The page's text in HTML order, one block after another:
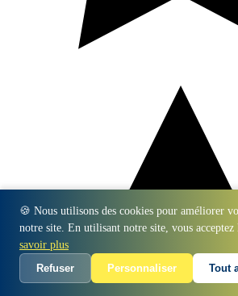
🍪 Nous utilisons des cookies pour améliorer
notre site. En utilisant notre site, vous acceptez
savoir plus
Refuser
Personnaliser Tout